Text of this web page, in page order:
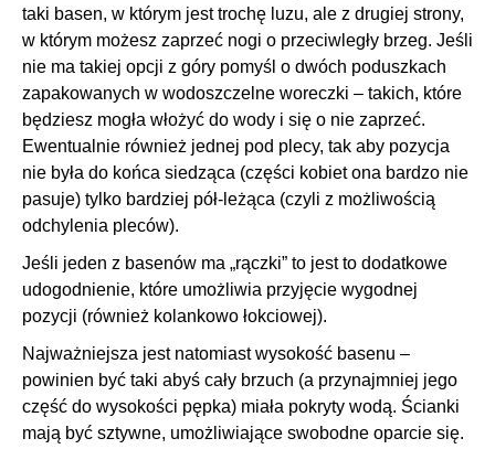
taki basen, w którym jest trochę luzu, ale z drugiej strony,
w którym możesz zaprzeć nogi o przeciwległy brzeg. Jeśli
nie ma takiej opcji z góry pomyśl o dwóch poduszkach
zapakowanych w wodoszczelne woreczki – takich, które
będziesz mogła włożyć do wody i się o nie zaprzeć.
Ewentualnie również jednej pod plecy, tak aby pozycja
nie była do końca siedząca (części kobiet ona bardzo nie
pasuje) tylko bardziej pół-leżąca (czyli z możliwością
odchylenia pleców).
Jeśli jeden z basenów ma „rączki” to jest to dodatkowe
udogodnienie, które umożliwia przyjęcie wygodnej
pozycji (również kolankowo łokciowej).
Najważniejsza jest natomiast wysokość basenu –
powinien być taki abyś cały brzuch (a przynajmniej jego
część do wysokości pępka) miała pokryty wodą. Ścianki
mają być sztywne, umożliwiające swobodne oparcie się.